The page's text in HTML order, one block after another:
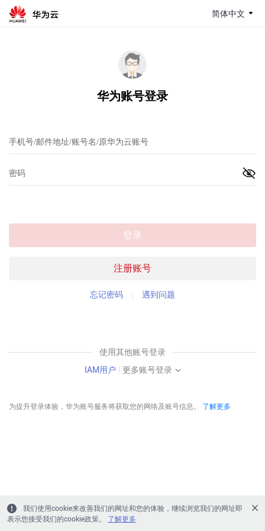
简体中文
华为账号登录
注册账号
登录
忘记密码 遇到问题
使用其他账号登录
IAM用户 | 更多账号登录
为提升登录体验，华为账号服务将获取您的网络及账号信息。 了解更多
我们使用cookie来改善我们的网址和您的体验，继续浏览我们的网址即
表示您接受我们的cookie政策。
了解更多